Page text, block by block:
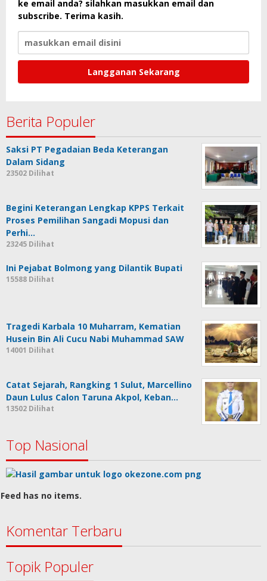
ke email anda? silahkan masukkan email dan
subscribe. Terima kasih.
Berita Populer
Saksi PT Pegadaian Beda Keterangan
Dalam Sidang
23502 Dilihat
Begini Keterangan Lengkap KPPS Terkait
Proses Pemilihan Sangadi Mopusi dan
Perhi…
23245 Dilihat
Ini Pejabat Bolmong yang Dilantik Bupati
15588 Dilihat
Tragedi Karbala 10 Muharram, Kematian
Husein Bin Ali Cucu Nabi Muhammad SAW
14001 Dilihat
Catat Sejarah, Rangking 1 Sulut, Marcellino
Daun Lulus Calon Taruna Akpol, Keban…
13502 Dilihat
Top Nasional
Feed has no items.
Komentar Terbaru
Topik Populer